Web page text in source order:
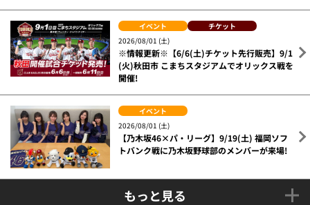
イベント
チケット
2026/08/01 (土)
※情報更新※【6/6(土)チケット先行販売】9/1
(火)秋田市 こまちスタジアムでオリックス戦を
開催!
イベント
2026/08/01 (土)
【乃木坂46×パ・リーグ】9/19(土) 福岡ソフ
トバンク戦に乃木坂野球部のメンバーが来場!
もっと見る